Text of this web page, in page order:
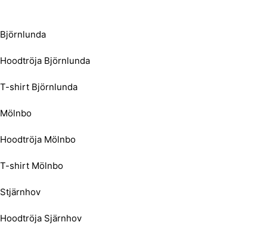
Björnlunda
Hoodtröja Björnlunda
T-shirt Björnlunda
Mölnbo
Hoodtröja Mölnbo
T-shirt Mölnbo
Stjärnhov
Hoodtröja Sjärnhov